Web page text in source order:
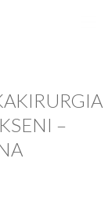
–